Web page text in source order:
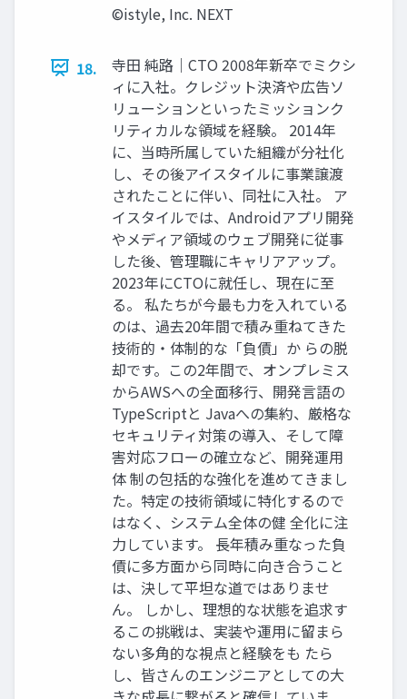
©istyle, Inc. NEXT
18.
寺田 純路｜CTO 2008年新卒でミクシ
ィに入社。クレジット決済や広告ソ
リューションといったミッションク
リティカルな領域を経験。 2014年
に、当時所属していた組織が分社化
し、その後アイスタイルに事業譲渡
されたことに伴い、同社に入社。 ア
イスタイルでは、Androidアプリ開発
やメディア領域のウェブ開発に従事
した後、管理職にキャリアアップ。
2023年にCTOに就任し、現在に至
る。 私たちが今最も力を入れている
のは、過去20年間で積み重ねてきた
技術的・体制的な「負債」か らの脱
却です。この2年間で、オンプレミス
からAWSへの全面移行、開発言語の
TypeScriptと Javaへの集約、厳格な
セキュリティ対策の導入、そして障
害対応フローの確立など、開発運用
体 制の包括的な強化を進めてきまし
た。特定の技術領域に特化するので
はなく、システム全体の健 全化に注
力しています。 長年積み重なった負
債に多方面から同時に向き合うこと
は、決して平坦な道ではありませ
ん。 しかし、理想的な状態を追求す
るこの挑戦は、実装や運用に留まら
ない多角的な視点と経験をも たら
し、皆さんのエンジニアとしての大